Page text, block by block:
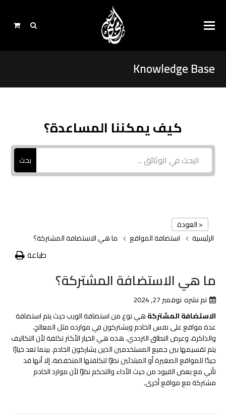
Knowledge Base
كيف يمكننا المساعدة؟
بحث
< العودة
الرئيسية
استضافة المواقع ما هي الاستضافة المشتركة؟
طباعة
ما هي الاستضافة المشتركة؟
تم نشره نوفمبر 27, 2024
الاستضافة المشتركةهي نوع من استضافة الويب حيث يتم استضافة
عدة مواقع على نفس الخادم ويشتركون في موارده مثل المعالج،
والذاكرة، وعرض النطاق الترددي. هذه هي الخيار الأكثر تكلفة لأن التكاليف
يتم تقسيمها بين جميع المستخدمين الذين يشاركون الخادم. بينما تعد خيارًا
جيدًا للمواقع الصغيرة أو المبتدئين نظرًا لتكلفتها المنخفضة، إلا أنها قد
تأتي مع بعض القيود من حيث الأداء والتحكم نظرًا لأن موارد الخادم
مشتركة مع مواقع أخرى.